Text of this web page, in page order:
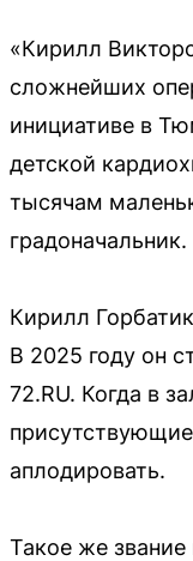
«Кирилл
сложнейших
инициативе в
детской
тысячам
градоначальник.
Кирилл
В 2025 году он
72.RU. Когда в
аплодировать.
Такое же